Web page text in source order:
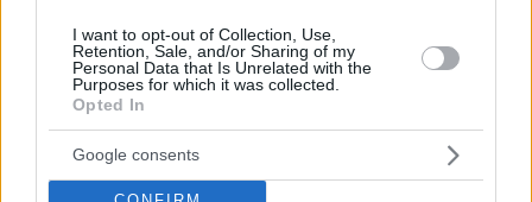
I want to opt-out of Collection, Use,
Retention, Sale, and/or Sharing of my
Personal Data that Is Unrelated with the
Purposes for which it was collected.
Opted In
Google consents
TOVÁBBIAK BETÖLTÉSE